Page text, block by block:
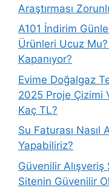
Araştırması
A101 İndirim
Ürünleri Ucuz Mu?
Kapanıyor?
Evime Doğalgaz
2025 Proje Çizimi
Kaç TL?
Su Faturası Nasıl
Yapabiliriz?
Güvenilir Alışveriş
Sitenin Güvenilir